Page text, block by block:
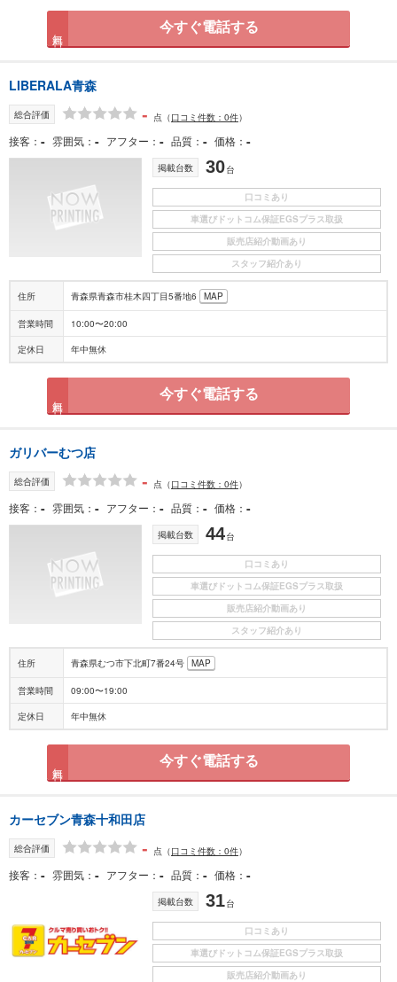
今すぐ電話する
LIBERALA青森
総合評価 - 点 （口コミ件数：0件）
接客 - 雰囲気 - アフター - 品質 - 価格 -
掲載台数 30台
口コミあり
車選びドットコム保証EGSプラス取扱
販売店紹介動画あり
スタッフ紹介あり
住所 青森県青森市桂木四丁目5番地6 MAP
営業時間 10:00〜20:00
定休日 年中無休
今すぐ電話する
ガリバーむつ店
総合評価 - 点 （口コミ件数：0件）
接客 - 雰囲気 - アフター - 品質 - 価格 -
掲載台数 44台
口コミあり
車選びドットコム保証EGSプラス取扱
販売店紹介動画あり
スタッフ紹介あり
住所 青森県むつ市下北町7番24号 MAP
営業時間 09:00〜19:00
定休日 年中無休
今すぐ電話する
カーセブン青森十和田店
総合評価 - 点 （口コミ件数：0件）
接客 - 雰囲気 - アフター - 品質 - 価格 -
掲載台数 31台
口コミあり
車選びドットコム保証EGSプラス取扱
販売店紹介動画あり